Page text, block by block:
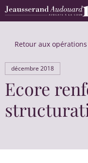
Retour aux opérations
décembre 2018
Ecore